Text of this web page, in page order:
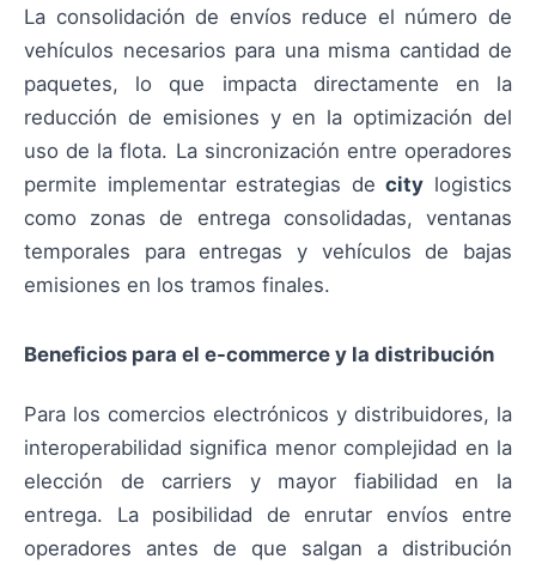
La consolidación de envíos reduce el número de
vehículos necesarios para una misma cantidad de
paquetes, lo que impacta directamente en la
reducción de emisiones y en la optimización del
uso de la flota. La sincronización entre operadores
permite implementar estrategias decity logistics
como zonas de entrega consolidadas, ventanas
temporales para entregas y vehículos de bajas
emisiones en los tramos finales.
Beneficios para el e-commerce y la distribución
Para los comercios electrónicos y distribuidores, la
interoperabilidad significa menor complejidad en la
elección de carriers y mayor fiabilidad en la
entrega. La posibilidad de enrutar envíos entre
operadores antes de que salgan a distribución